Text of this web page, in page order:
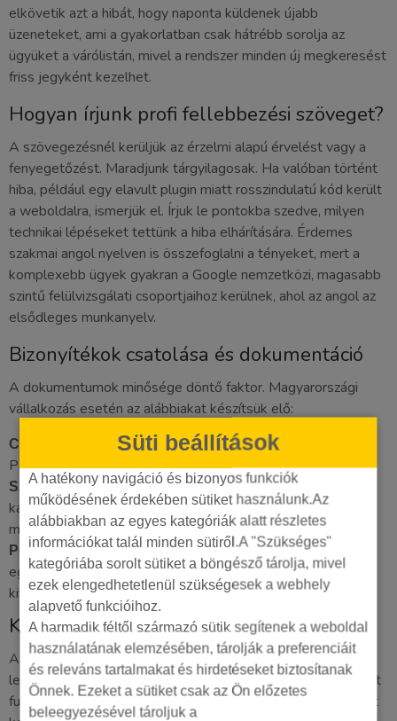
Süti beállítások
A hatékony navigáció és bizonyos funkciók
működésének érdekében sütiket használunk.Az
alábbiakban az egyes kategóriák alatt részletes
információkat talál minden sütiről.A "Szükséges"
kategóriába sorolt sütiket a böngésző tárolja, mivel
ezek elengedhetetlenül szükségesek a webhely
alapvető funkcióihoz.
A harmadik féltől származó sütik segítenek a weboldal
használatának elemzésében, tárolják a preferenciáit
és releváns tartalmakat és hirdetéseket biztosítanak
Önnek. Ezeket a sütiket csak az Ön előzetes
beleegyezésével tároljuk a
elkövetik azt a hibát, hogy naponta küldenek újabb
üzeneteket, ami a gyakorlatban csak hátrébb sorolja az
ügyüket a várólistán, mivel a rendszer minden új megkeresést
friss jegyként kezelhet.
Hogyan írjunk profi fellebbezési szöveget?
A szövegezésnél kerüljük az érzelmi alapú érvelést vagy a
fenyegetőzést. Maradjunk tárgyilagosak. Ha valóban történt
hiba, például egy elavult plugin miatt rosszindulatú kód került
a weboldalra, ismerjük el. Írjuk le pontokba szedve, milyen
technikai lépéseket tettünk a hiba elhárítására. Érdemes
szakmai angol nyelven is összefoglalni a tényeket, mert a
komplexebb ügyek gyakran a Google nemzetközi, magasabb
szintű felülvizsgálati csoportjaihoz kerülnek, ahol az angol az
elsődleges munkanyelv.
Bizonyítékok csatolása és dokumentáció
A dokumentumok minősége döntő faktor. Magyarországi
vállalkozás esetén az alábbiakat készítsük elő:
Cégkivonat:
Egy 30 napnál nem régebbi, hiteles másolat
PDF formátumban.
Személyazonosító:Az aláírásra jogosult személy vagy a
kártyabirtokos igazolványának mindkét oldala, jól olvasható
minőségben.
Pénzügyi igazolás:Egy friss bankkivonat, amelyen
egyértelműen látszik a cég neve, címe és a Google Ads
kifizetéshez használt bankkártya utolsó négy számjegye.
Kapcsolatfelvétel és eszkaláció
A legtöbb esetben az e-mailes fellebbezés a
leghatékonyabb, mert ez hagy nyomot a rendszerben. A chat
funkció hasznos lehet gyors kérdésekre, de a felfüggesztést